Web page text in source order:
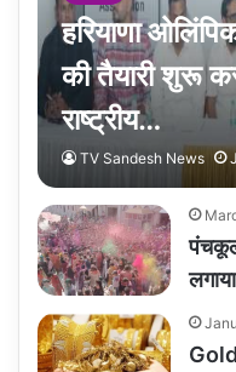
हरियाणा
की तैयारी शुरू
राष्ट्रीय…
TV Sandesh News
Gold